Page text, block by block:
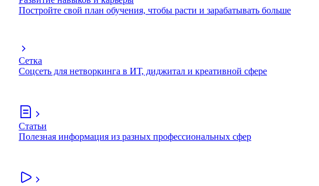
Постройте свой план обучения, чтобы расти и зарабатывать больше
Сетка
Соцсеть для нетворкинга в ИТ, диджитал и креативной сфере
Статьи
Полезная информация из разных профессиональных сфер